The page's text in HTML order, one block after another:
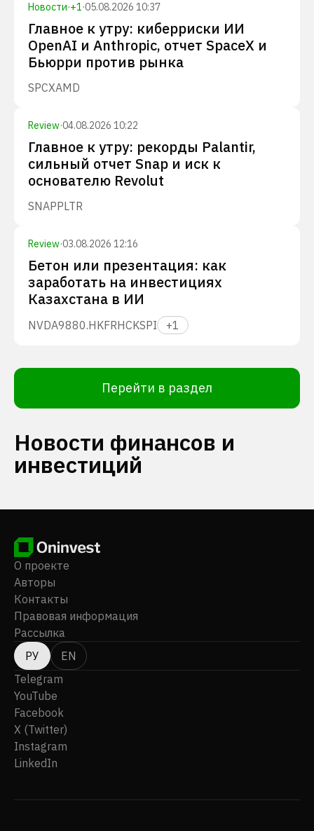
Новости·+1·05.08.2026 10:37
Главное к утру: киберриски ИИ
OpenAI и Anthropic, отчет SpaceX и
Бьюрри против рынка
SPCXAMD
Review·04.08.2026 10:22
Главное к утру: рекорды Palantir,
сильный отчет Snap и иск к
основателю Revolut
SNAPPLTR
Review·03.08.2026 12:16
Бетон или презентация: как
заработать на инвестициях
Казахстана в ИИ
NVDA9880.HKFRHCKSPI +1
Перейти в раздел
Новости финансов и
инвестиций
О проекте
Авторы
Контакты
Правовая информация
Рассылка
РУ
EN
Telegram
YouTube
Facebook
X (Twitter)
Instagram
LinkedIn